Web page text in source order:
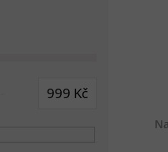
999 Kč